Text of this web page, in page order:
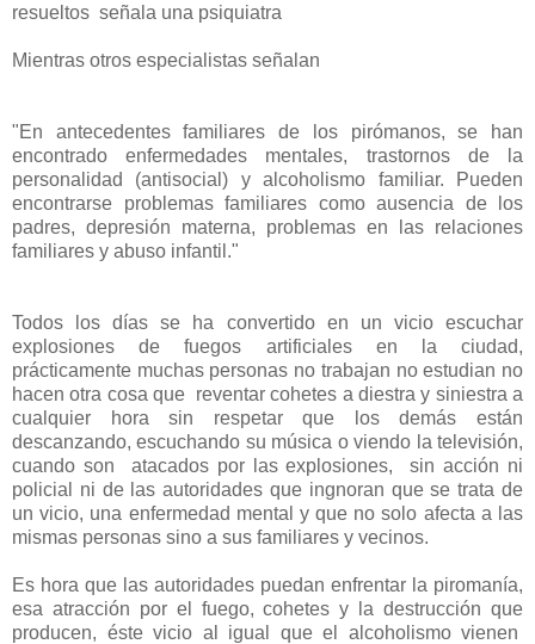
resueltos señala una psiquiatra
Mientras otros especialistas señalan
"En antecedentes familiares de los pirómanos, se han
encontrado enfermedades mentales, trastornos de la
personalidad (antisocial) y alcoholismo familiar. Pueden
encontrarse problemas familiares como ausencia de los
padres, depresión materna, problemas en las relaciones
familiares y abuso infantil."
Todos los días se ha convertido en un vicio escuchar
explosiones de fuegos artificiales en la ciudad,
prácticamente muchas personas no trabajan no estudian no
hacen otra cosa que reventar cohetes a diestra y siniestra a
cualquier hora sin respetar que los demás están
descanzando, escuchando su música o viendo la televisión,
cuando son atacados por las explosiones, sin acción ni
policial ni de las autoridades que ingnoran que se trata de
un vicio, una enfermedad mental y que no solo afecta a las
mismas personas sino a sus familiares y vecinos.
Es hora que las autoridades puedan enfrentar la piromanía,
esa atracción por el fuego, cohetes y la destrucción que
producen, éste vicio al igual que el alcoholismo vienen